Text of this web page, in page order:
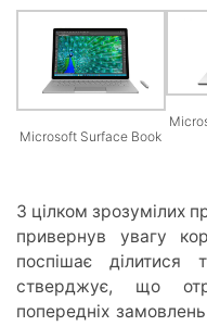
Microsoft Surface Book
З цілком зрозумілих
привернув увагу
поспішає
стверджує, що
попередніх